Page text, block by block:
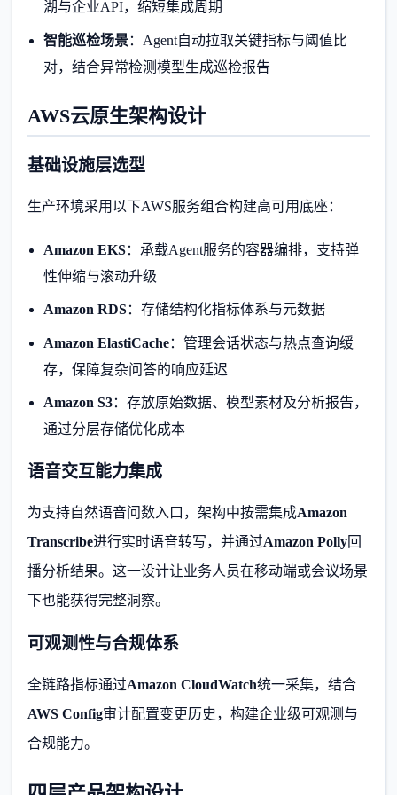
湖与企业API，缩短集成周期
智能巡检场景：Agent自动拉取关键指标与阈值比
对，结合异常检测模型生成巡检报告
AWS云原生架构设计
基础设施层选型
生产环境采用以下AWS服务组合构建高可用底座：
Amazon EKS：承载Agent服务的容器编排，支持弹
性伸缩与滚动升级
Amazon RDS：存储结构化指标体系与元数据
Amazon ElastiCache：管理会话状态与热点查询缓
存，保障复杂问答的响应延迟
Amazon S3：存放原始数据、模型素材及分析报告，
通过分层存储优化成本
语音交互能力集成
为支持自然语音问数入口，架构中按需集成Amazon
Transcribe进行实时语音转写，并通过Amazon Polly回
播分析结果。这一设计让业务人员在移动端或会议场景
下也能获得完整洞察。
可观测性与合规体系
全链路指标通过Amazon CloudWatch统一采集，结合
AWS Config审计配置变更历史，构建企业级可观测与
合规能力。